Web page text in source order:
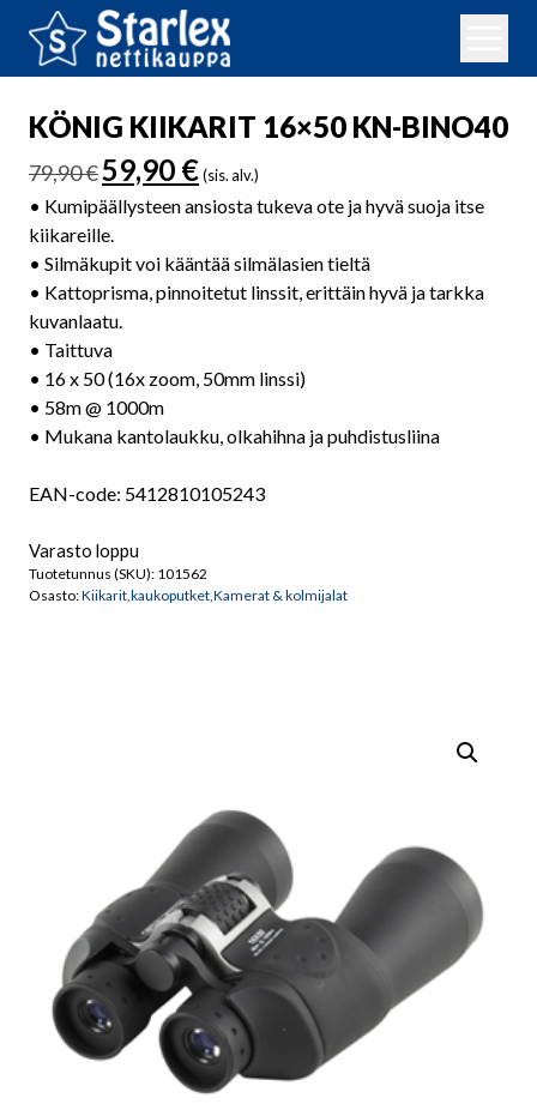
KÖNIG KIIKARIT 16×50 KN-BINO40
79,90€ Alkuperäinen
hinta
oli:
79,90 €.
59,90 €Nykyinen
hinta
on:
(sis. alv.)
• Kumipäällysteen ansiosta tukeva ote ja hyvä suoja itse
kiikareille.
• Silmäkupit voi kääntää silmälasien tieltä
• Kattoprisma, pinnoitetut linssit, erittäin hyvä ja tarkka
kuvanlaatu.
• Taittuva
• 16 x 50 (16x zoom, 50mm linssi)
• 58m @ 1000m
• Mukana kantolaukku, olkahihna ja puhdistusliina
EAN-code: 5412810105243
Varasto loppu
Tuotetunnus (SKU): 101562
Osasto:Kiikarit,kaukoputket,Kamerat & kolmijalat